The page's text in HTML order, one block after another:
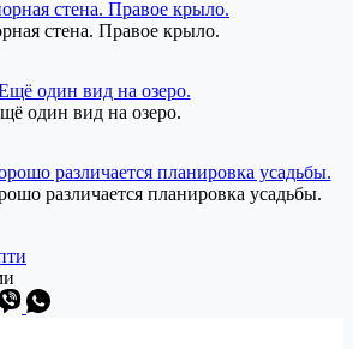
стена. Правое крыло.
один вид на озеро.
различается планировка усадьбы.